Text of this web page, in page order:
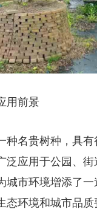
用前景
种名贵树种，具
泛应用于公园、
城市环境增添了
态环境和城市品质